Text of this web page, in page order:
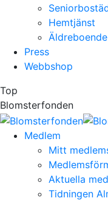
Hemtjänst
Äldreboende
Press
Webbshop
Top
Blomsterfonden
Medlem
Mitt
Aktuella
Tidningen